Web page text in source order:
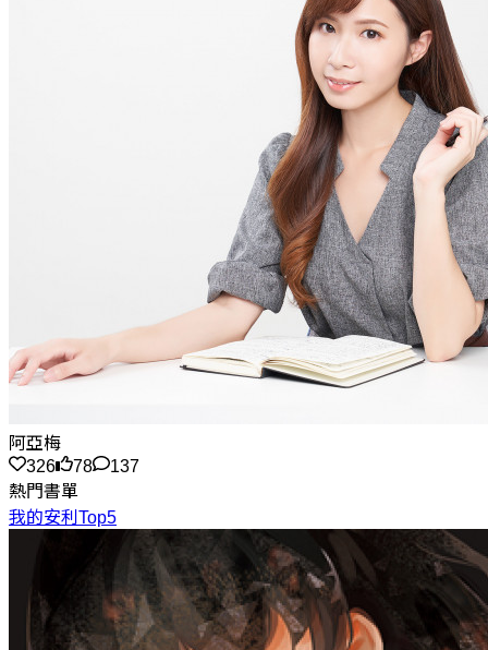
阿亞梅
326
78
137
熱門書單
我的安利Top5